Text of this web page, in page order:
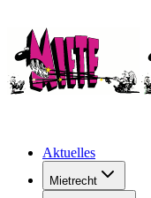
Aktuelles
Mietrecht